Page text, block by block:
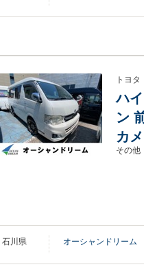
トヨタ
ハ
ン
カ
その他
石川県 オーシャンドリーム